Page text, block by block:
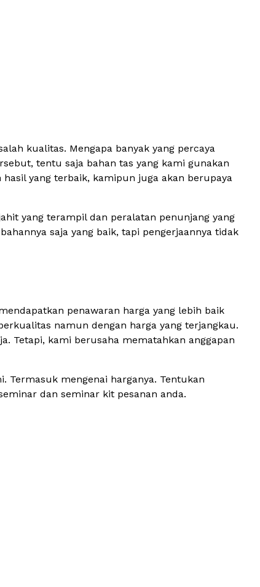
kualitas. Mengapa banyak yang percaya
tentu saja bahan tas yang kami gunakan
yang terbaik, kamipun juga akan berupaya
yang terampil dan peralatan penunjang yang
saja yang baik, tapi pengerjaannya tidak
penawaran harga yang lebih baik
namun dengan harga yang terjangkau.
Tetapi, kami berusaha mematahkan anggapan
Termasuk mengenai harganya. Tentukan
dan seminar kit pesanan anda.